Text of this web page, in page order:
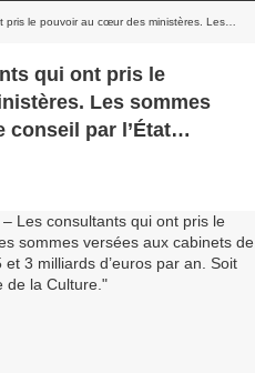
de conseil par l’État oscillent entre 1,5 et 3 milliards d’euros par an. Soit l’équivalent du budget du ministère de la Culture.
qui ont pris le
Les sommes
conseil par l’État
d’euros par an.
du ministère de la